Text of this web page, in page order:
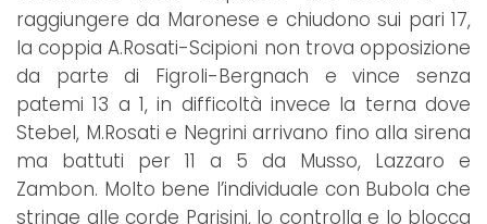
raggiungere da Maronese e chiudono sui pari 17,
la coppia A.Rosati-Scipioni non trova opposizione
da parte di Figroli-Bergnach e vince senza
patemi 13 a 1, in difficoltà invece la terna dove
Stebel, M.Rosati e Negrini arrivano fino alla sirena
ma battuti per 11 a 5 da Musso, Lazzaro e
Zambon. Molto bene l’individuale con Bubola che
stringe alle corde Parisini, lo controlla e lo blocca